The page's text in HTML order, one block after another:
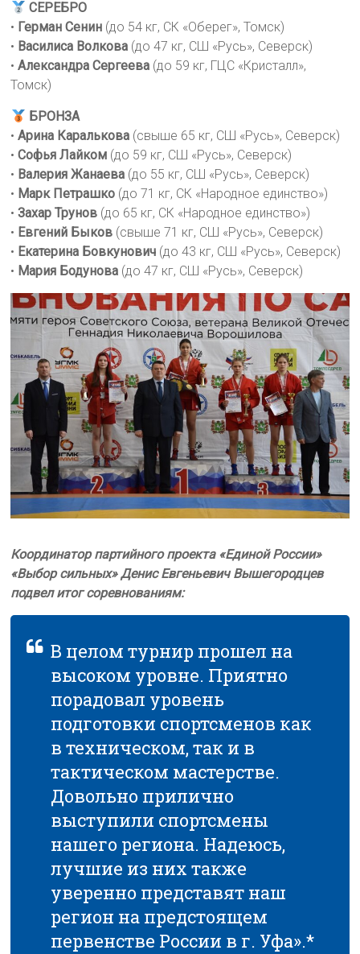
СЕРЕБРО
• Герман Сенин (до 54 кг, СК «Оберег», Томск)
• Василиса Волкова (до 47 кг, СШ «Русь», Северск)
•Александра Сергеева (до 59 кг, ГЦС «Кристалл»,
Томск)
БРОНЗА
•Арина Каралькова (свыше 65 кг, СШ «Русь», Северск)
•Софья Лайком (до 59 кг, СШ «Русь», Северск)
• Валерия Жанаева (до 55 кг, СШ «Русь», Северск)
• Марк Петрашко (до 71 кг, СК «Народное единство»)
•Захар Трунов (до 65 кг, СК «Народное единство»)
• Евгений Быков (свыше 71 кг, СШ «Русь», Северск)
• Екатерина Бовкунович (до 43 кг, СШ «Русь», Северск)
• Мария Бодунова (до 47 кг, СШ «Русь», Северск)
Координатор партийного проекта «Единой России»
«Выбор сильных» Денис Евгеньевич Вышегородцев
подвел итог соревнованиям:
В целом турнир прошел на
высоком уровне. Приятно
порадовал уровень
подготовки спортсменов как
в техническом, так и в
тактическом мастерстве.
Довольно прилично
выступили спортсмены
нашего региона. Надеюсь,
лучшие из них также
уверенно представят наш
регион на предстоящем
первенстве России в г. Уфа».*